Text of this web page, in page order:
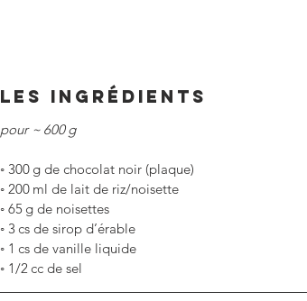
LES INGRÉDIENTS
pour ~ 600 g
◦ 300 g de chocolat noir (plaque)
◦ 200 ml de lait de riz/noisette
◦ 65 g de noisettes
◦ 3 cs de sirop d’érable
◦ 1 cs de vanille liquide
◦ 1/2 cc de sel